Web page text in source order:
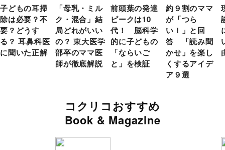
子どもの耳掃
除は必要？不
要？どうす
る？ 耳鼻科医
に聞いた正解
「母乳・ミル
ク・混合」結
局どれがいい
の？ 東大医学
部卒のママ医
師が徹底解説
前頭葉の発達
ピークは10
代！ 脳科学
的に子どもの
「ならいご
と」を検証
約９割のママ
が「つら
い！」と回
答 「読み聞
かせ」を楽し
くするアイデ
ア９選
コクリコおすすめ
Book & Magazine